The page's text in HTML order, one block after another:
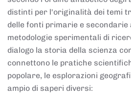
distinti per l'originalità dei temi
delle fonti primarie e secondarie
metodologie sperimentali di
dialogo la storia della scienza
connettono le pratiche
popolare, le esplorazioni
ampio di saperi diversi: